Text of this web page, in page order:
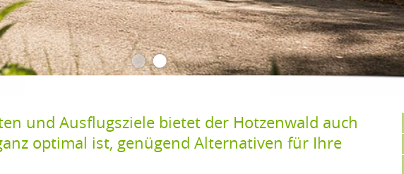
••
und Ausflugsziele bietet der Hotzenwald auch
optimal ist, genügend Alternativen für Ihre